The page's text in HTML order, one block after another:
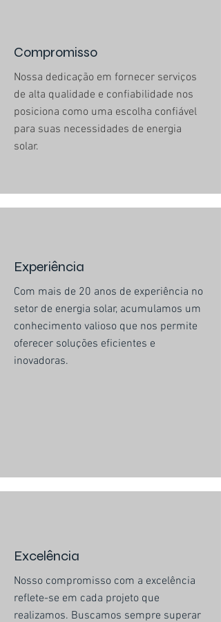
Compromisso
Nossa dedicação em fornecer serviços
de alta qualidade e confiabilidade nos
posiciona como uma escolha confiável
para suas necessidades de energia
solar.
Experiência
Com mais de 20 anos de experiência no
setor de energia solar, acumulamos um
conhecimento valioso que nos permite
oferecer soluções eficientes e
inovadoras.
Excelência
Nosso compromisso com a excelência
reflete-se em cada projeto que
realizamos. Buscamos sempre superar